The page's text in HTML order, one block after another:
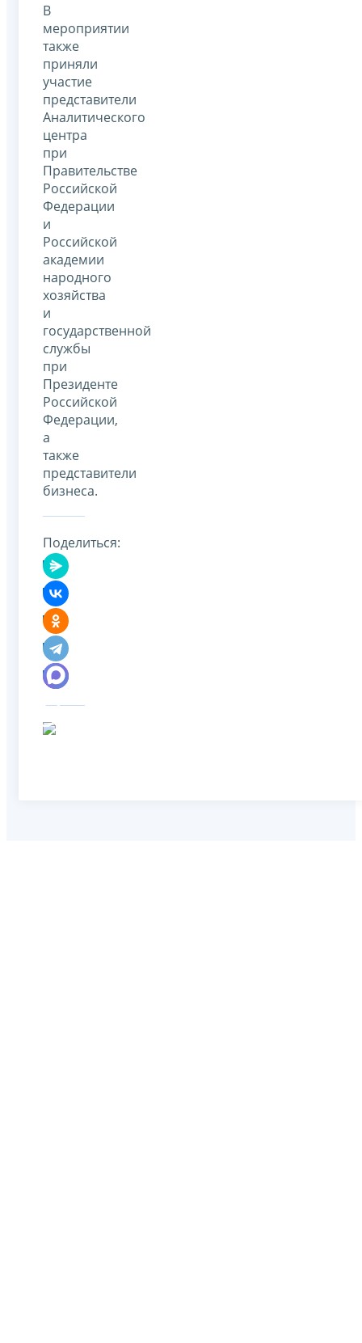
В
мероприятии
также
приняли
участие
представители
Аналитического
центра
при
Правительстве
Российской
Федерации
и
Российской
академии
народного
хозяйства
и
государственной
службы
при
Президенте
Российской
Федерации,
а
также
представители
бизнеса.
Поделиться: